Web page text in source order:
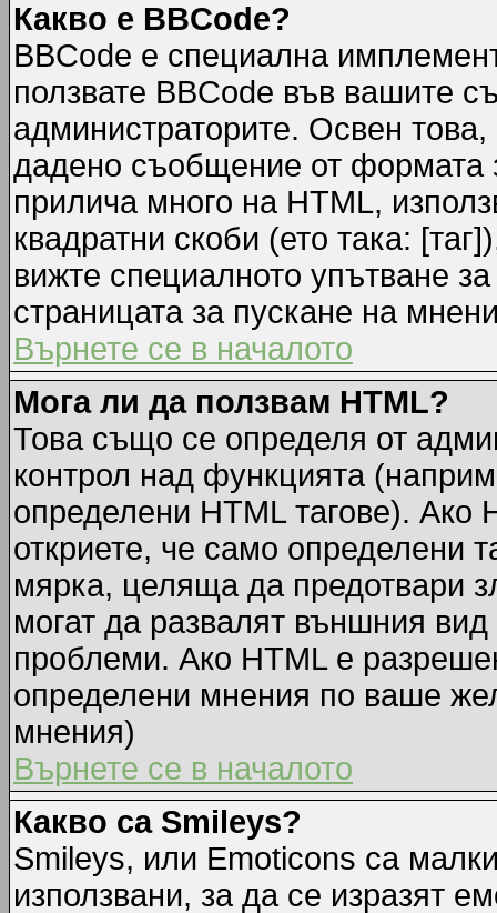
Какво е BBCode?
BBCode е специална
ползвате BBCode във вашите
администраторите. Освен
дадено съобщение от формата
прилича много на HTML,
квадратни скоби (ето така:
вижте специалното упътване
страницата за пускане на
Върнете се в началото
Мога ли да ползвам HTML?
Това също се определя от
контрол над функцията
определени HTML тагове).
откриете, че само определени
мярка, целяща да предотвари
могат да развалят външния
проблеми. Ако HTML е
определени мнения по ваше
мнения)
Върнете се в началото
Какво са Smileys?
Smileys, или Emoticons са
използвани, за да се изразят